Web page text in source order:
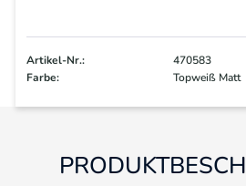
Artikel-Nr.:
470583
Farbe:
Topweiß Matt